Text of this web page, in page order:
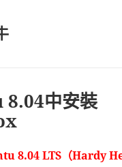
中安裝
8.04 LTS（Hardy